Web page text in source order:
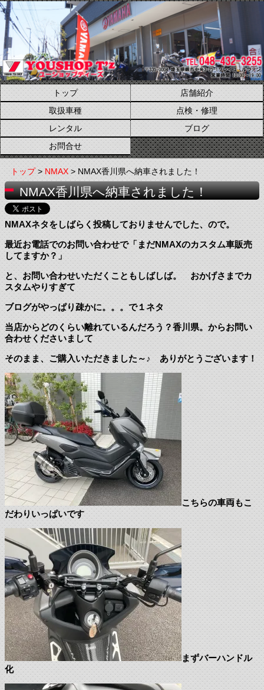
トップ
店舗紹介
取扱車種
点検・修理
レンタル
ブログ
お問合せ
トップ>NMAX> NMAX香川県へ納車されました！
NMAX香川県へ納車されました！
NMAXネタをしばらく投稿しておりませんでした、ので。
最近お電話でのお問い合わせで「まだNMAXのカスタム車販売
してますか？」
と、お問い合わせいただくこともしばしば。 おかげさまでカ
スタムやりすぎて
ブログがやっぱり疎かに。。。で１ネタ
当店からどのくらい離れているんだろう？香川県。からお問い
合わせくださいまして
そのまま、ご購入いただきました～♪ ありがとうございます！
こちらの車両もこ
だわりいっぱいです
まずバーハンドル
化